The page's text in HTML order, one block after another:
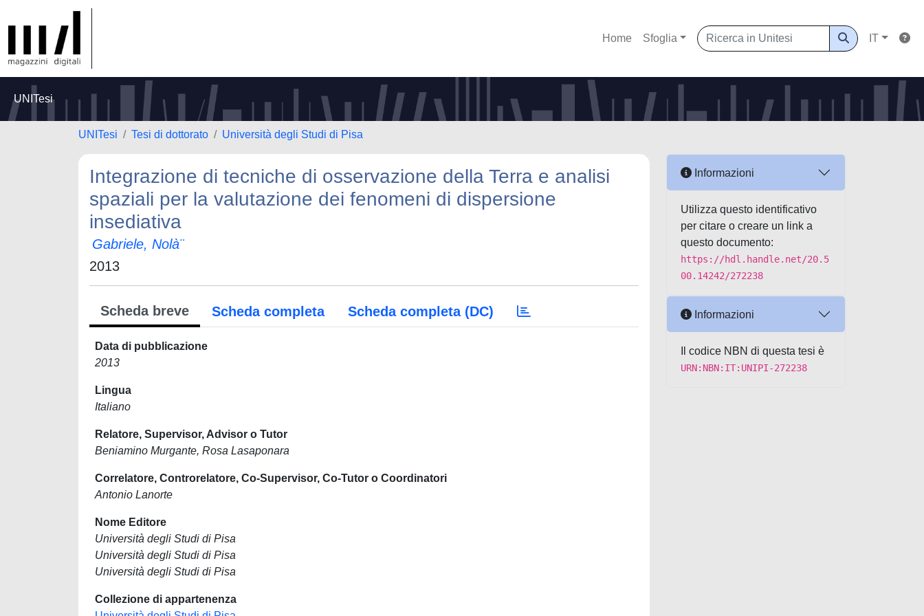
Home Sfoglia IT
UNITesi
UNITesi Tesi di dottorato Università degli Studi di Pisa
Integrazione di tecniche di osservazione della Terra e analisi
spaziali per la valutazione dei fenomeni di dispersione
insediativa
Gabriele, Nolà¨
2013
Scheda breve Scheda completa Scheda completa (DC)
Data di pubblicazione
2013
Lingua
Italiano
Relatore, Supervisor, Advisor o Tutor
Beniamino Murgante, Rosa Lasaponara
Correlatore, Controrelatore, Co-Supervisor, Co-Tutor o Coordinatori
Antonio Lanorte
Nome Editore
Università degli Studi di Pisa
Università degli Studi di Pisa
Università degli Studi di Pisa
Collezione di appartenenza
Informazioni
Utilizza questo identificativo
per citare o creare un link a
questo documento:
https://hdl.handle.net/20.5
00.14242/272238
Informazioni
Il codice NBN di questa tesi è
URN:NBN:IT:UNIPI-272238